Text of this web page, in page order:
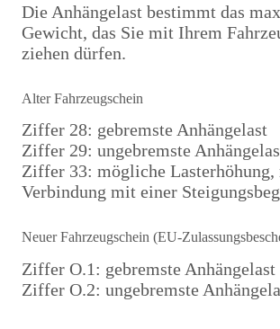
Die Anhängelast bestimmt das
Gewicht, das Sie mit Ihrem
ziehen dürfen.
Alter Fahrzeugschein
Ziffer 28: gebremste Anhängelast
Ziffer 29: ungebremste
Ziffer 33: mögliche Lasterhöhung,
Verbindung mit einer
Neuer Fahrzeugschein (EU-
Ziffer O.1: gebremste Anhängelast
Ziffer O.2: ungebremste